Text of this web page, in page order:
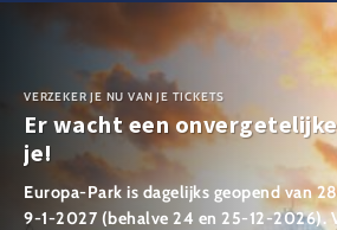
VERZEKER JE NU VAN JE TICKETS
Er wacht een
je!
Europa-Park is dagelijks geopend van
9-1-2027 (behalve 24 en 25-12-2026).